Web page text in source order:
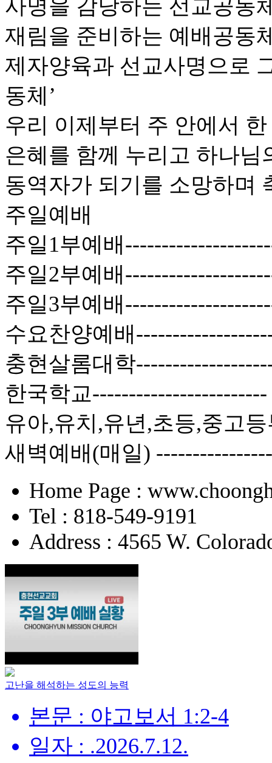
사명을 감당하는 선교공동
재림을 준비하는 예배공동
제자양육과 선교사명으로
동체’
우리 이제부터 주 안에서
은혜를 함께 누리고 하나님
동역자가 되기를 소망하며
주일예배
주일1부예배
주일2부예배
주일3부예배
수요찬양예배
충현살롬대학
한국학교
유아,유치,유년,초등,중고
새벽예배(매일)
Home Page :
Tel : 818-549-9191
Address : 4565 W.
고난을 해석하는 성도의 능력
본문 : 야고보서 1:2-4
일자 : .2026.7.12.